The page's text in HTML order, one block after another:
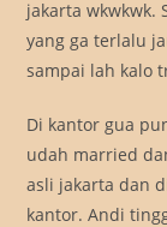
jakarta wkwkwk.
yang ga terlalu
sampai lah kalo
Di kantor gua
udah married
asli jakarta dan
kantor. Andi